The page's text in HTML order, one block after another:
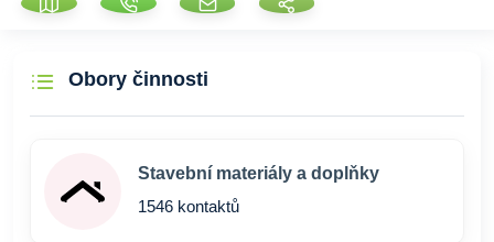
Obory činnosti
Stavební materiály a doplňky
1546 kontaktů